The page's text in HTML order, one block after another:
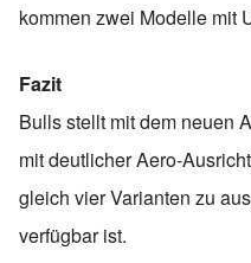
kommen zwei Modelle mit
Fazit
Bulls stellt mit dem neuen
mit deutlicher Aero-
gleich vier Varianten zu
verfügbar ist.